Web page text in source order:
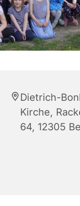
Dietrich-
Kirche,
64, 12305